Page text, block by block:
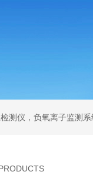
测仪，负氧离子监测